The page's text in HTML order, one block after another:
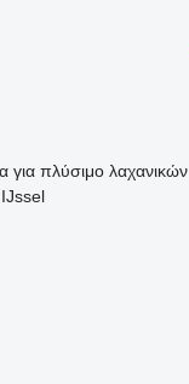
για πλύσιμο λαχανικών